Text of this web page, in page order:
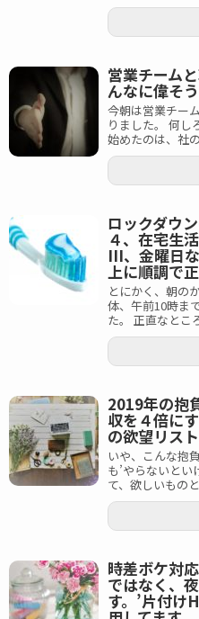
営業チーム
んなに偉そ
今朝は営業チー
りました。 何し
始めたのは、社
ロックダウ
４、在宅生
III、金曜日
上に順調で
とにかく、朝の
体、午前10時ま
た。 正直なとこ
2019年の抱
収を４倍に
の欲望リスト
いや、こんな抱
も’やらないとい
て、欲しいもの
時差ボケ対
ではなく、
す。’片付け